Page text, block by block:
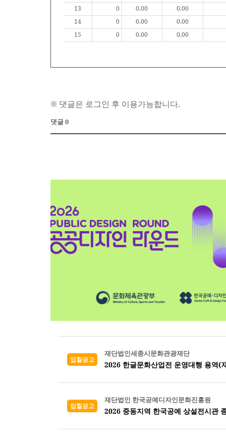
13
0 0.00
0.00
14
0 0.00
0.00
15
0 0.00 0.00
※ 댓글은 로그인 후 이용가능합니다.
댓글 0
입찰공고
재단법인세종시문화관광재단
2026 한글문화산업전 운영대행 용역(
입찰공고
재단법인 한국공예디자인문화진흥원
2026 중동지역 한국공예 상설전시관